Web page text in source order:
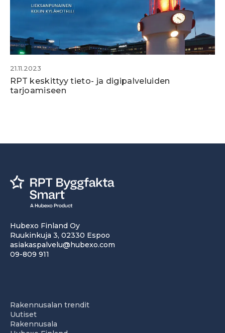
21.11.2023
RPT keskittyy tieto- ja digipalveluiden
tarjoamiseen
Hubexo Finland Oy
Ruukinkuja 3, 02330 Espoo
asiakaspalvelu@hubexo.com
09-809 911
Rakennusalan trendit
Uutiset
Rakennusala